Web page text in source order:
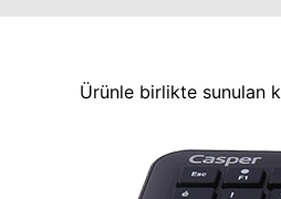
Ürünle birlikte sunulan